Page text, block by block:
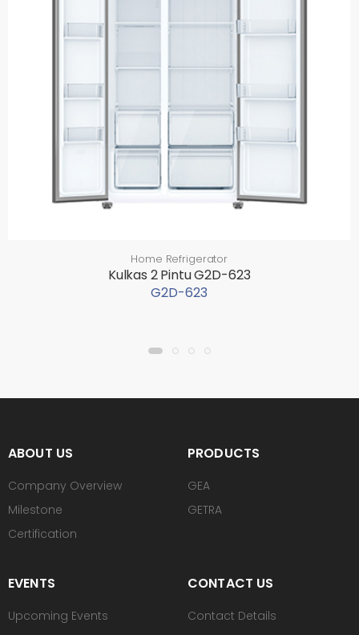
Home Refrigerator
Kulkas 2 Pintu G2D-623
G2D-623
ABOUT US
Company Overview
Milestone
Certification
PRODUCTS
GEA
GETRA
EVENTS
Upcoming Events
CONTACT US
Contact Details